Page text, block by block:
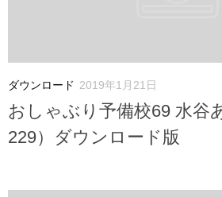
ダウンロード 2019年1月21日
おしゃぶり予備校69 水谷
229）ダウンロード版